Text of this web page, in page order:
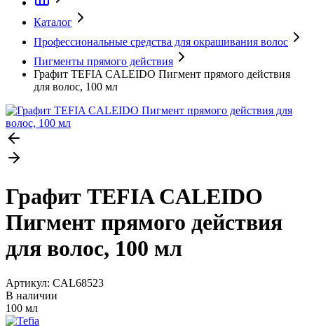
Каталог
Профессиональные средства для окрашивания волос
Пигменты прямого действия
Графит TEFIA CALEIDO Пигмент прямого действия
для волос, 100 мл
Графит TEFIA CALEIDO
Пигмент прямого действия
для волос, 100 мл
Артикул: CAL68523
В наличии
100 мл